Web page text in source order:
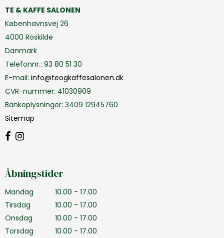
TE & KAFFE SALONEN
Københavnsvej 26
4000 Roskilde
Danmark
Telefonnr.: 93 80 51 30
E-mail: info@teogkaffesalonen.dk
CVR-nummer: 41030909
Bankoplysninger: 3409 12945760
Sitemap
Åbningstider
Mandag
10.00 - 17.00
Tirsdag
10.00 - 17.00
Onsdag
10.00 - 17.00
Torsdag
10.00 - 17.00